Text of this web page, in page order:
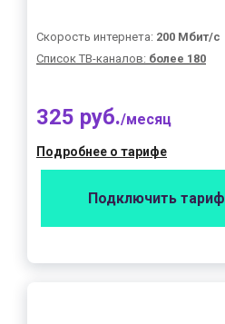
Скорость интернета: 200 Мбит/с
Список ТВ-каналов: более 180
325 руб./месяц
Подробнее о тарифе
Подключить тариф